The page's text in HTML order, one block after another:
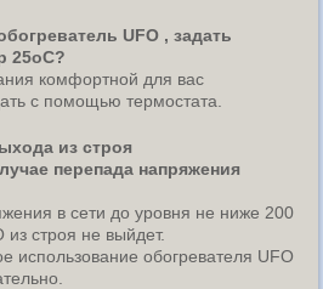
UFO , задать
25оС?
комфортной для вас
с помощью термостата.
из строя
перепада напряжения
в сети до уровня не ниже 200
из строя не выйдет.
использование обогревателя UFO